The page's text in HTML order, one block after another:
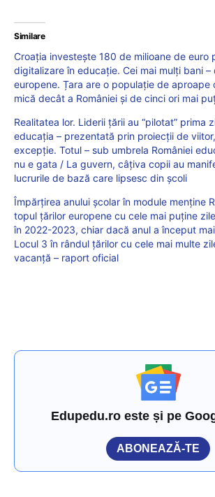
Similare
Croația investește 180 de milioane de euro
digitalizare în educație. Cei mai mulți bani –
europene. Țara are o populație de aproape
mică decât a României și de cinci ori mai
Realitatea lor. Liderii țării au “pilotat” prima
educația – prezentată prin proiecții de
excepție. Totul – sub umbrela României
nu e gata / La guvern, câțiva copii au
lucrurile de bază care lipsesc din școli
Împărțirea anului școlar în module menține
topul țărilor europene cu cele mai puține
în 2022-2023, chiar dacă anul a început
Locul 3 în rândul țărilor cu cele mai multe
vacanță – raport oficial
Edupedu.ro este și pe
ABONEAZĂ-TE